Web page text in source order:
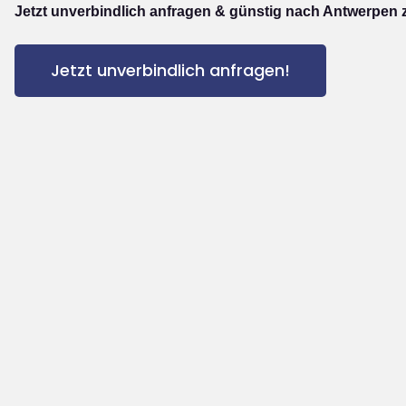
Jetzt unverbindlich anfragen & günstig nach Antwerpen
Jetzt unverbindlich anfragen!